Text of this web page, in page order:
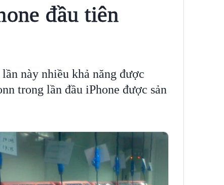
đầu tiên
này nhiều khả năng được
trong lần đầu iPhone được sản